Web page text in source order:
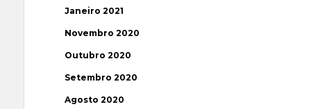
Janeiro 2021
Novembro 2020
Outubro 2020
Setembro 2020
Agosto 2020